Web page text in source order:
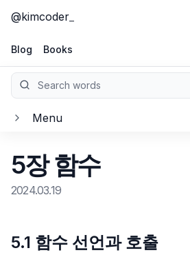
@kimcoder
Blog Books
Search words
Menu
소개
1부, 소개
클린 코드
소개
이펙티브 엔지니어
5장 함수
2024.03.19
5.1 함수 선언과 호출